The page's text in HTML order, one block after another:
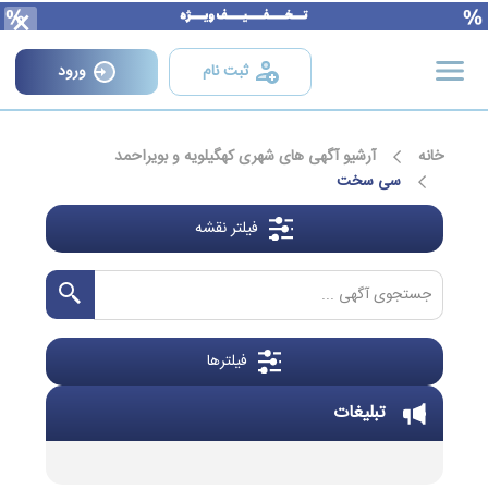
×
ثبت نام ورود
خانه
آرشیو آگهی های شهری کهگیلویه و بویراحمد
سی سخت
فیلتر نقشه
فیلترها
تبلیغات